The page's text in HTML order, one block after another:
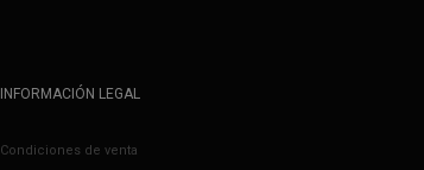
INFORMACIÓN LEGAL
Condiciones de venta